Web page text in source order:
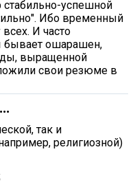
успешной
Ибо временный
И часто
бывает ошарашен,
выращенной
свои резюме в
так и
религиозной)